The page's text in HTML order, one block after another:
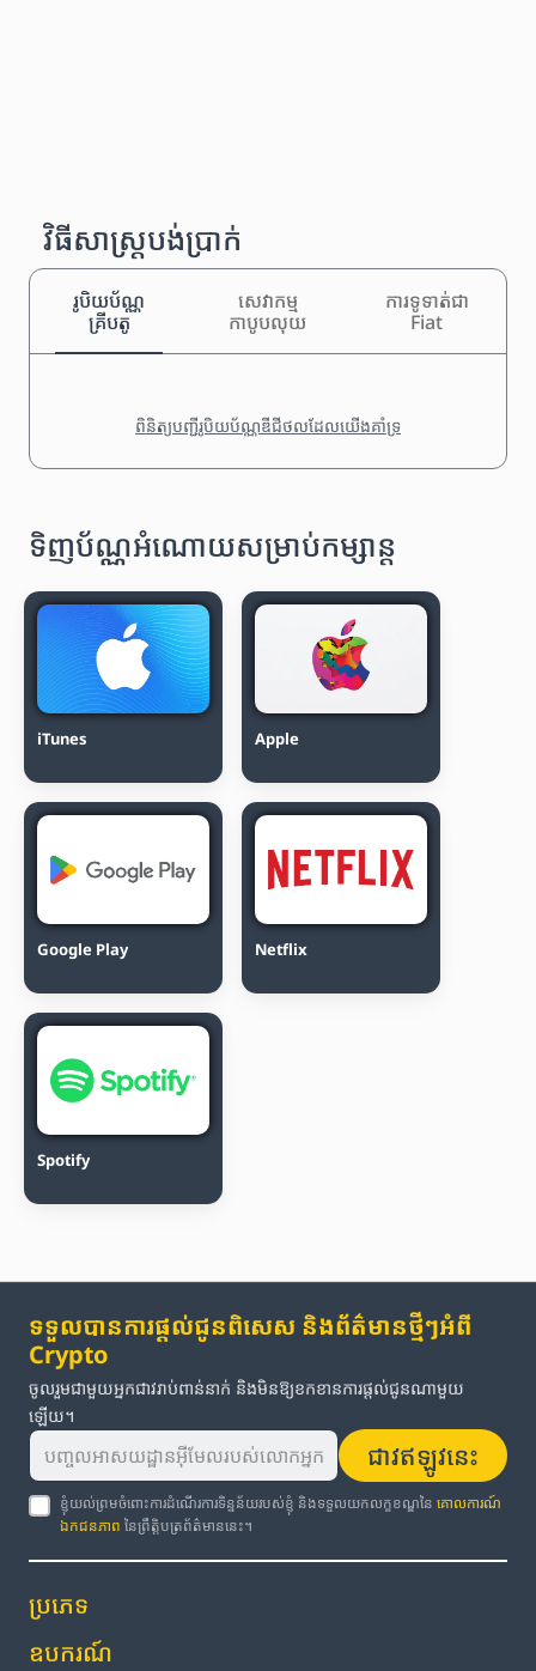
វិធីសាស្រ្តបង់ប្រាក់
រូបិយប័ណ្ណ
គ្រីបតូ
សេវាកម្ម
កាបូបលុយ
ការទូទាត់ជា
Fiat
ពិនិត្យបញ្ជីរូបិយប័ណ្ណឌីជីថលដែលយើងគាំទ្រ
ទិញប័ណ្ណអំណោយសម្រាប់កម្សាន្ត
iTunes Apple
Google Play Netflix
Spotify
ទទួលបានការផ្តល់ជូនពិសេស និងព័ត៌មានថ្មីៗអំពី
Crypto
ចូលរួមជាមួយអ្នកជាវរាប់ពាន់នាក់ និងមិនឱ្យខកខានការផ្តល់ជូនណាមួយ
ឡើយ។
ជាវឥឡូវនេះ
ខ្ញុំយល់ព្រមចំពោះការដំណើរការទិន្នន័យរបស់ខ្ញុំ និងទទួលយកលក្ខខណ្ឌនៃគោលការណ៍
ឯកជនភាព នៃព្រឹត្តិបត្រព័ត៌មាននេះ។
ប្រភេទ
ឧបករណ៍